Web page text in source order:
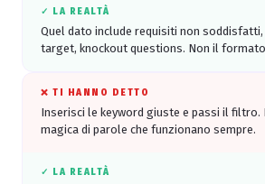
✓ LA REALTÀ
Quel dato include requisiti non
target, knockout questions. Non il formato
❌ TI HANNO DETTO
Inserisci le keyword giuste e passi il filtro.
magica di parole che funzionano sempre.
✓ LA REALTÀ